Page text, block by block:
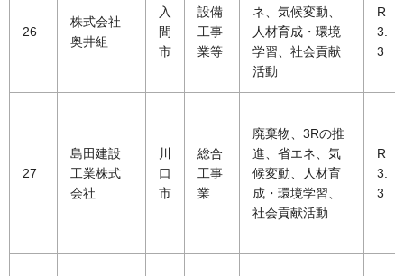
26
株式会社
奥井組
入
間
市
設備
工事
業等
ネ、気候変動、
人材育成・環境
学習、社会貢献
活動
R
3.
3
27
島田建設
工業株式
会社
川
口
市
総合
工事
業
廃棄物、3Rの推
進、省エネ、気
候変動、人材育
成・環境学習、
社会貢献活動
R
3.
3